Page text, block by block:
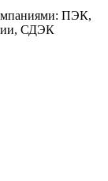
ПЭК,
СДЭК